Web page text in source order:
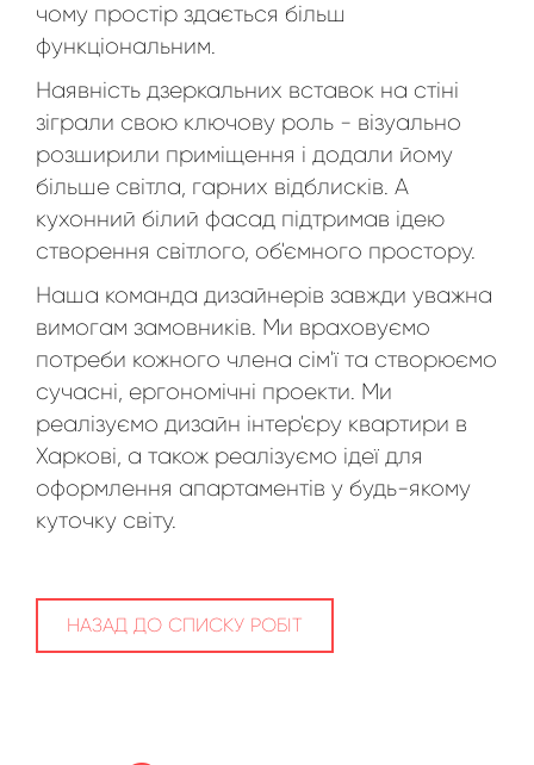
чому простір здається більш
функціональним.
Наявність дзеркальних вставок на стіні
зіграли свою ключову роль - візуально
розширили приміщення і додали йому
більше світла, гарних відблисків. А
кухонний білий фасад підтримав ідею
створення світлого, об'ємного простору.
Наша команда дизайнерів завжди уважна
вимогам замовників. Ми враховуємо
потреби кожного члена сім'ї та створюємо
сучасні, ергономічні проекти. Ми
реалізуємо дизайн інтер'єру квартири в
Харкові, а також реалізуємо ідеї для
оформлення апартаментів у будь-якому
куточку світу.
НАЗАД ДО СПИСКУ РОБІТ